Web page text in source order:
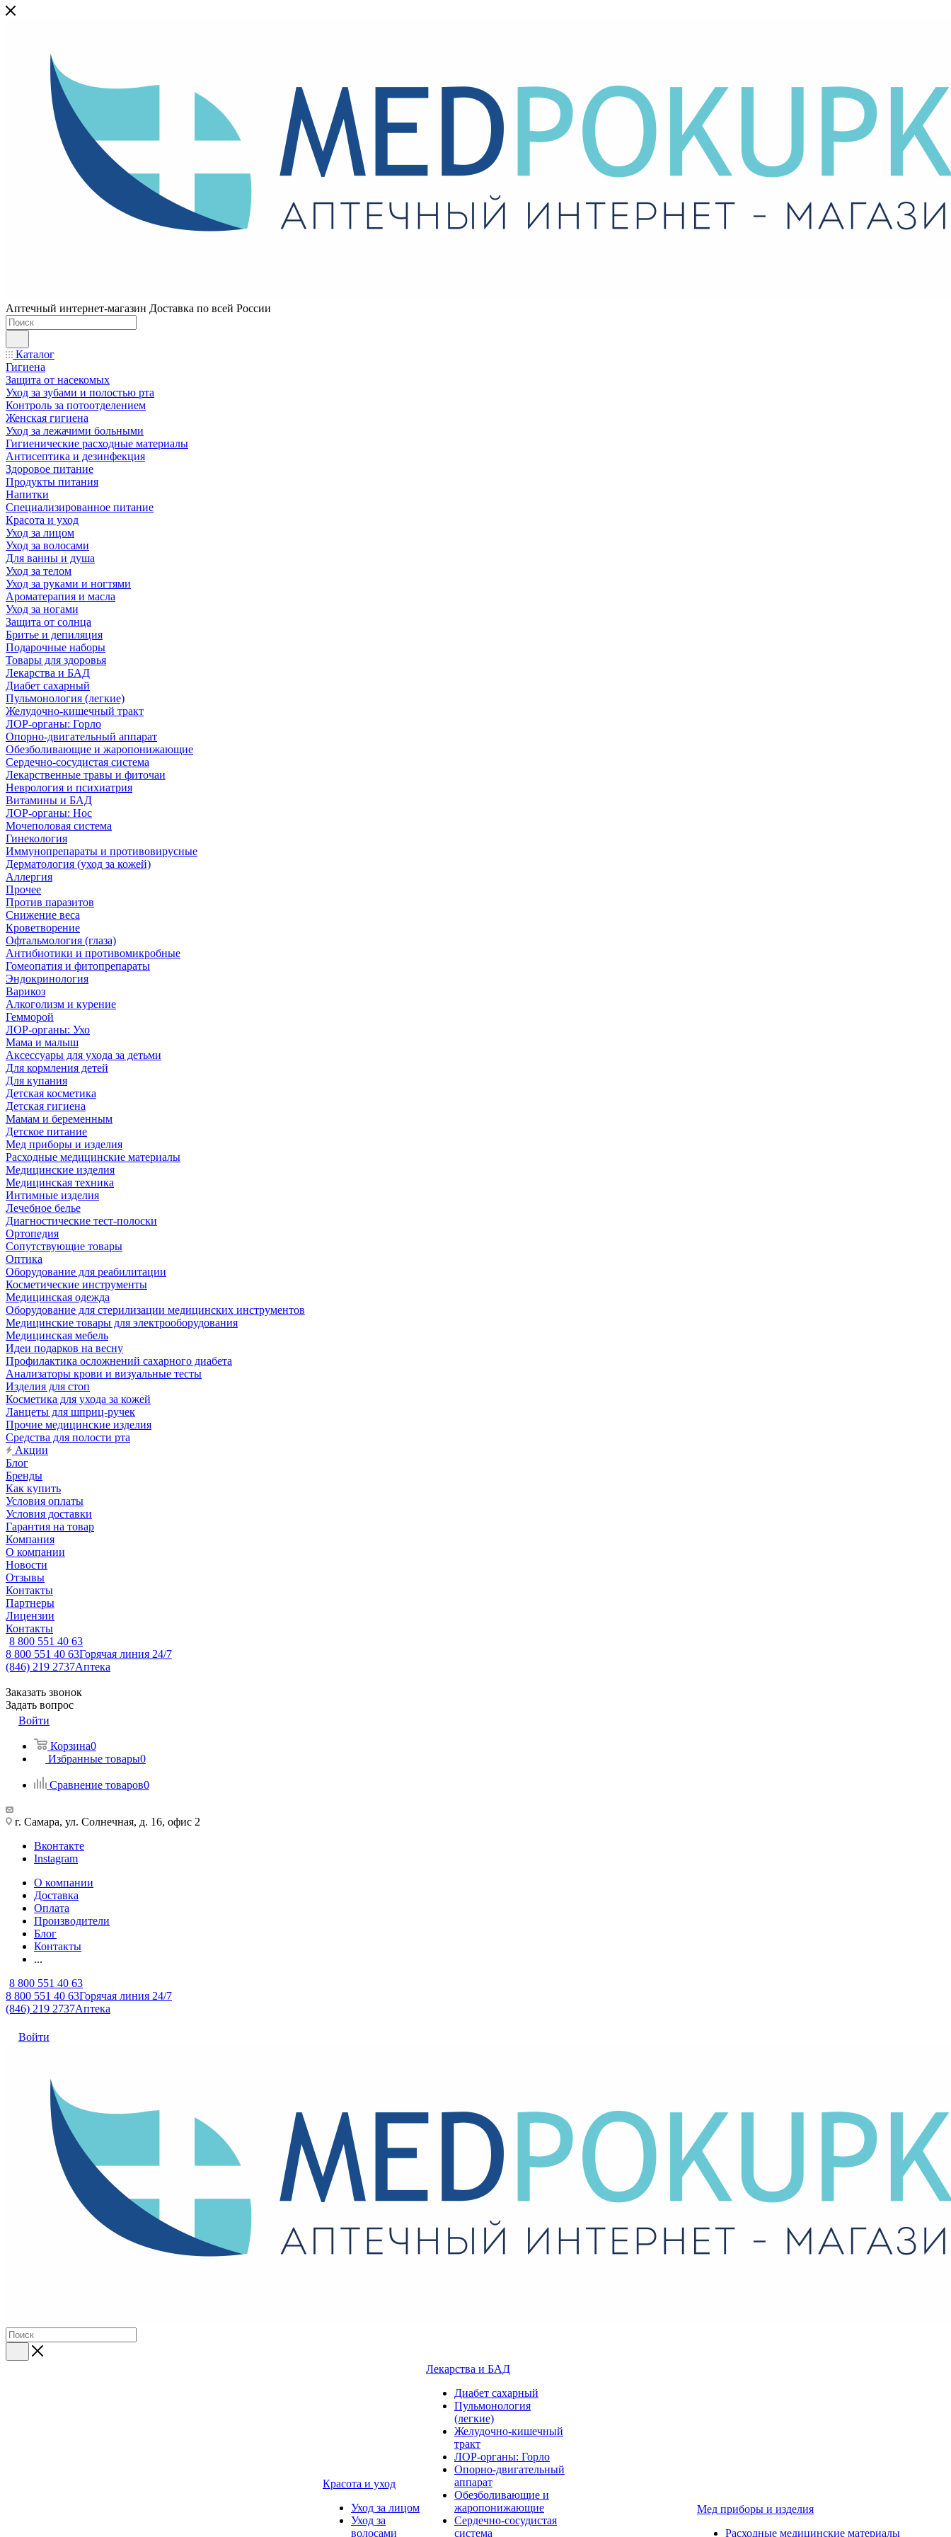
Аптечный интернет-магазин Доставка по всей России
Каталог
Гигиена
Защита от насекомых
Уход за зубами и полостью рта
Контроль за потоотделением
Женская гигиена
Уход за лежачими больными
Гигиенические расходные материалы
Антисептика и дезинфекция
Здоровое питание
Продукты питания
Напитки
Специализированное питание
Красота и уход
Уход за лицом
Уход за волосами
Для ванны и душа
Уход за телом
Уход за руками и ногтями
Ароматерапия и масла
Уход за ногами
Защита от солнца
Бритье и депиляция
Подарочные наборы
Товары для здоровья
Лекарства и БАД
Диабет сахарный
Пульмонология (легкие)
Желудочно-кишечный тракт
ЛОР-органы: Горло
Опорно-двигательный аппарат
Обезболивающие и жаропонижающие
Сердечно-сосудистая система
Лекарственные травы и фиточаи
Неврология и психиатрия
Витамины и БАД
ЛОР-органы: Нос
Мочеполовая система
Гинекология
Иммунопрепараты и противовирусные
Дерматология (уход за кожей)
Аллергия
Прочее
Против паразитов
Снижение веса
Кроветворение
Офтальмология (глаза)
Антибиотики и противомикробные
Гомеопатия и фитопрепараты
Эндокринология
Варикоз
Алкоголизм и курение
Гемморой
ЛОР-органы: Ухо
Мама и малыш
Аксессуары для ухода за детьми
Для кормления детей
Для купания
Детская косметика
Детская гигиена
Мамам и беременным
Детское питание
Мед приборы и изделия
Расходные медицинские материалы
Медицинские изделия
Медицинская техника
Интимные изделия
Лечебное белье
Диагностические тест-полоски
Ортопедия
Сопутствующие товары
Оптика
Оборудование для реабилитации
Косметические инструменты
Медицинская одежда
Оборудование для стерилизации медицинских инструментов
Медицинские товары для электрооборудования
Медицинская мебель
Идеи подарков на весну
Профилактика осложнений сахарного диабета
Анализаторы крови и визуальные тесты
Изделия для стоп
Косметика для ухода за кожей
Ланцеты для шприц-ручек
Прочие медицинские изделия
Средства для полости рта
Акции
Блог
Бренды
Как купить
Условия оплаты
Условия доставки
Гарантия на товар
Компания
О компании
Новости
Отзывы
Контакты
Партнеры
Лицензии
Контакты
8 800 551 40 63
8 800 551 40 63Горячая линия 24/7
(846) 219 2737Аптека
Заказать звонок
Задать вопрос
Войти
Корзина0
Избранные товары0
Сравнение товаров0
г. Самара, ул. Солнечная, д. 16, офис 2
Вконтакте
Instagram
О компании
Доставка
Оплата
Производители
Блог
Контакты
...
8 800 551 40 63
8 800 551 40 63Горячая линия 24/7
(846) 219 2737Аптека
Войти
Красота и уход
Уход за лицом
Уход за
волосами
Лекарства и БАД
Диабет сахарный
Пульмонология
(легкие)
Желудочно-кишечный
тракт
ЛОР-органы: Горло
Опорно-двигательный
аппарат
Обезболивающие и
жаропонижающие
Сердечно-сосудистая
система
Мед приборы и изделия
Расходные медицинские материалы